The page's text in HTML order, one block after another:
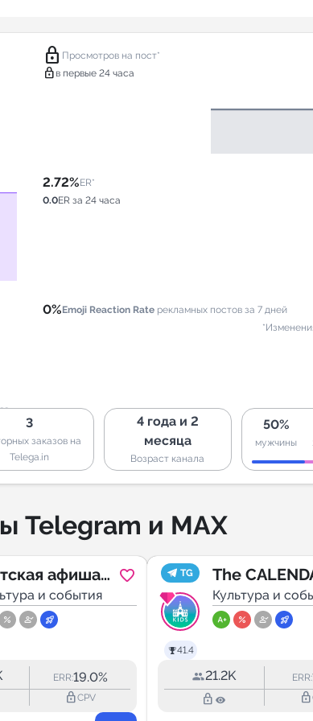
lock Просмотров на пост*
lock в первые 24 часа
2.72%ER*
0.0ER за 24 часа
0%Emoji Reaction Rate рекламных постов за 7 дней
3
заказов на
Telega.in
4 года и 2
месяца
Возраст канала
50%
мужчины
Telegram и MAX
афиша
и события
ERR:19.0%
lock_outlineCPV
TG
41.4
The
Kids
Культура и
21.2K ERR:
lock_outline lock_outline